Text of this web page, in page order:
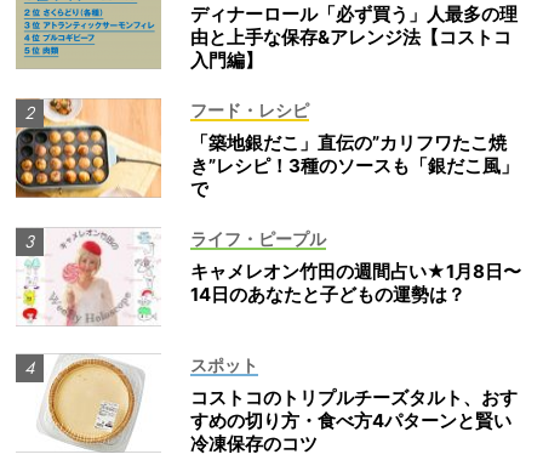
ディナーロール「必ず買う」人最多の理
由と上手な保存&アレンジ法【コストコ
入門編】
フード・レシピ
「築地銀だこ」直伝の”カリフワたこ焼
き”レシピ！3種のソースも「銀だこ風」
で
ライフ・ピープル
キャメレオン竹田の週間占い★1月8日〜
14日のあなたと子どもの運勢は？
スポット
コストコのトリプルチーズタルト、おす
すめの切り方・食べ方4パターンと賢い
冷凍保存のコツ